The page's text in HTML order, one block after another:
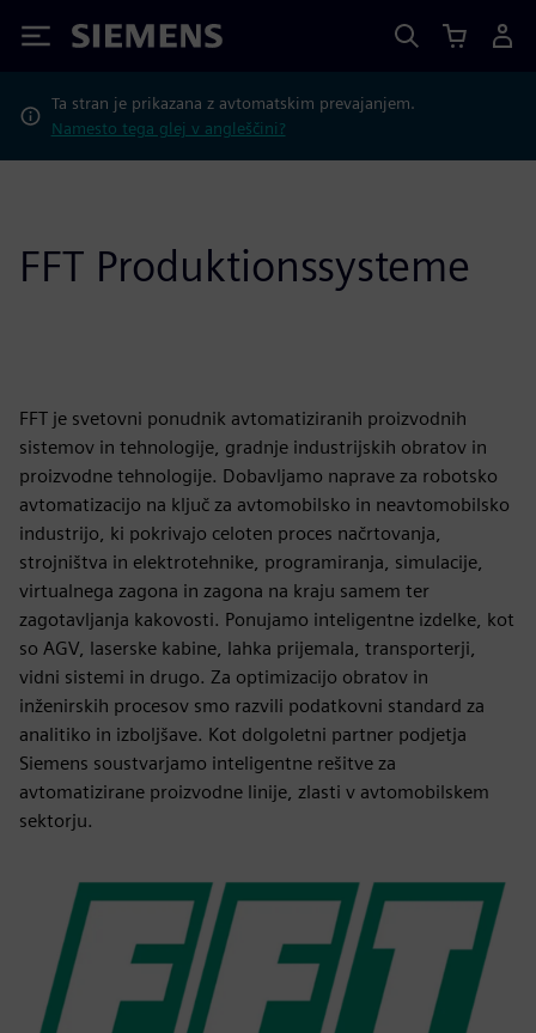
Siemens
Ta stran je prikazana z avtomatskim prevajanjem.
Namesto tega glej v angleščini?
FFT Produktionssysteme
FFT je svetovni ponudnik avtomatiziranih proizvodnih
sistemov in tehnologije, gradnje industrijskih obratov in
proizvodne tehnologije. Dobavljamo naprave za robotsko
avtomatizacijo na ključ za avtomobilsko in neavtomobilsko
industrijo, ki pokrivajo celoten proces načrtovanja,
strojništva in elektrotehnike, programiranja, simulacije,
virtualnega zagona in zagona na kraju samem ter
zagotavljanja kakovosti. Ponujamo inteligentne izdelke, kot
so AGV, laserske kabine, lahka prijemala, transporterji,
vidni sistemi in drugo. Za optimizacijo obratov in
inženirskih procesov smo razvili podatkovni standard za
analitiko in izboljšave. Kot dolgoletni partner podjetja
Siemens soustvarjamo inteligentne rešitve za
avtomatizirane proizvodne linije, zlasti v avtomobilskem
sektorju.